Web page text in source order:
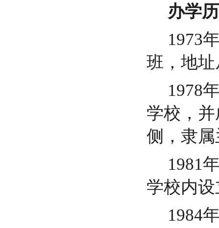
办学
1973
班，地
1978
学校，
侧，隶
1981
学校内
1984